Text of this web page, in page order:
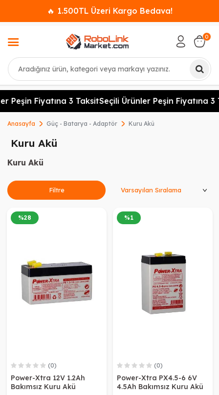
🔥 1.500TL Üzeri Kargo Bedava!
Ara
0
Peşin Fiyatına 3 TaksitSeçili Ürünler Peşin Fiyatına 3
Anasayfa Güç - Batarya - Adaptör Kuru Akü
Kuru Akü
Kuru Akü
Filtre
%28
(0)
Power-Xtra 12V 1.2Ah
Bakımsız Kuru Akü
%1
(0)
Power-Xtra PX4.5-6 6V
4.5Ah Bakımsız Kuru Akü